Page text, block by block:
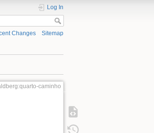
Log In
Changes Sitemap
caminho